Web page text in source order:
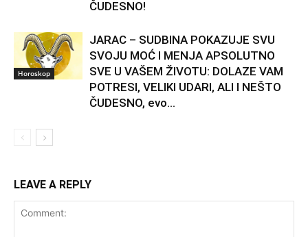
ČUDESNO!
Horoskop
JARAC – SUDBINA POKAZUJE SVU
SVOJU MOĆ I MENJA APSOLUTNO
SVE U VAŠEM ŽIVOTU: DOLAZE VAM
POTRESI, VELIKI UDARI, ALI I NEŠTO
ČUDESNO, evo...
LEAVE A REPLY